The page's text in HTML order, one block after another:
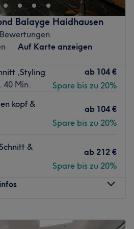
Salonansicht
Balayge Haidhausen
Auf Karte anzeigen
,Styling
40 Min.
ab 104 €
Spare bis zu 20%
kopf &
ab 104 €
Spare bis zu 20%
&
ab 212 €
Spare bis zu 20%
10:00